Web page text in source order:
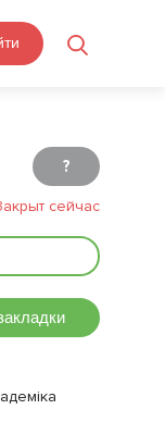
?
сейчас